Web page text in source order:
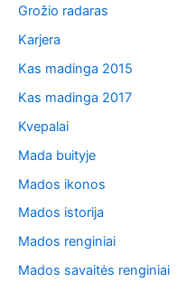
Grožio radaras
Karjera
Kas madinga 2015
Kas madinga 2017
Kvepalai
Mada buityje
Mados ikonos
Mados istorija
Mados renginiai
Mados savaitės renginiai